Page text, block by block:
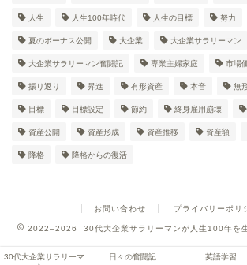
人生 人生100年時代 人生の目標 努力
夏のボーナス公開 大企業 大企業サラリーマン
大企業サラリーマン奮闘記 専業主婦家庭 市場
振り返り 昇進 有形資産 本音 無
目標 目標設定 節約 終身雇用崩壊
資産公開 資産形成 資産推移 資産額
降格 降格からの復活
お問い合わせ プライバリーポリ
2022–2026 30代大企業サラリーマンが人生100年を生
30代大企業サラリーマ
日々の奮闘記 英語学習
日々の
英